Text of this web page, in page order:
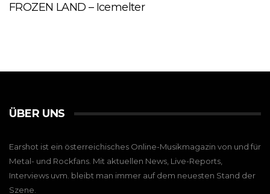
FROZEN LAND – Icemelter
ÜBER UNS
Earshot ist ein österreichisches Online-Musikmagazin von und für
Metal- und Rockfans. Mit aktuellen News, Live-Reports,
Interviews uvm. bleibt man immer auf dem neuesten Stand der
Szene.